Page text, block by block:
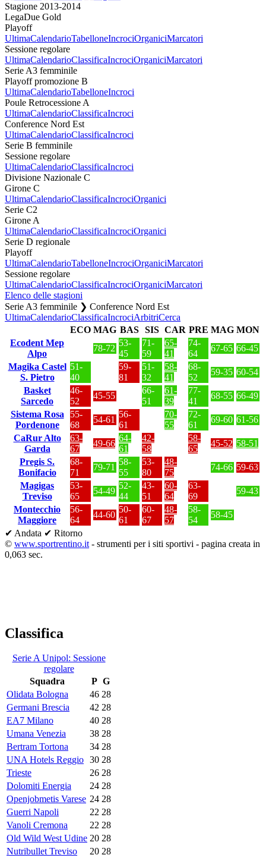
Stagione 2013-2014
LegaDue Gold
Playoff
UltimaCalendarioTabelloneIncrociOrganiciMarcatori
Sessione regolare
UltimaCalendarioClassificaIncrociOrganiciMarcatori
Serie A3 femminile
Playoff promozione B
UltimaCalendarioTabelloneIncroci
Poule Retrocessione A
UltimaCalendarioClassificaIncroci
Conference Nord Est
UltimaCalendarioClassificaIncroci
Serie B femminile
Sessione regolare
UltimaCalendarioClassificaIncroci
Divisione Nazionale C
Girone C
UltimaCalendarioClassificaIncrociOrganici
Serie C2
Girone A
UltimaCalendarioClassificaIncrociOrganici
Serie D regionale
Playoff
UltimaCalendarioTabelloneIncrociOrganiciMarcatori
Sessione regolare
UltimaCalendarioClassificaIncrociOrganiciMarcatori
Elenco delle stagioni
Serie A3 femminile ❯ Conference Nord Est
UltimaCalendarioClassificaIncrociArbitriCerca
ECO MAG BAS SIS CAR PRE MAG MON
Ecodent Mep
Alpo
78-72
53-
45
71-
59
65-
41
74-
64
67-65 66-45
Magika Castel
S. Pietro
51-
40
59-
81
51-
32
58-
41
68-
52
59-35 60-54
Basket
Sarcedo
46-
52
45-55
66-
51
61-
39
77-
41
68-55 66-49
Sistema Rosa
Pordenone
55-
68
54-61
56-
61
70-
55
72-
61
69-60 61-56
CaRur Alto
Garda
63-
67
49-66
64-
61
42-
58
58-
65
45-52 58-51
Pregis S.
Bonifacio
68-
71
79-71
58-
55
53-
80
48-
75
74-66 59-63
Magigas
Treviso
53-
65
54-49
52-
44
43-
51
60-
64
63-
69
59-43
Montecchio
Maggiore
56-
64
44-60
50-
61
60-
67
48-
57
58-
54
58-45
✔ Andata ✔ Ritorno
© www.sportrentino.it - strumenti per i siti sportivi - pagina creata in
0,063 sec.
Classifica
Serie A Unipol: Sessione
regolare
Squadra
P G
Olidata Bologna
46 28
Germani Brescia
42 28
EA7 Milano
40 28
Umana Venezia
38 28
Bertram Tortona
34 28
UNA Hotels Reggio 30 28
Trieste
26 28
Dolomiti Energia
24 28
Openjobmetis Varese 24 28
Guerri Napoli
22 28
Vanoli Cremona
22 28
Old Wild West Udine 20 28
Nutribullet Treviso
20 28